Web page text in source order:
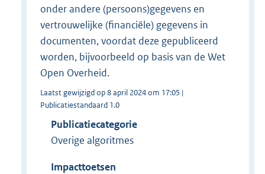
onder andere (persoons)gegevens en
vertrouwelijke (financiële) gegevens in
documenten, voordat deze gepubliceerd
worden, bijvoorbeeld op basis van de Wet
Open Overheid.
Laatst gewijzigd op 8 april 2024 om 17:05 |
Publicatiestandaard 1.0
Publicatiecategorie
Overige algoritmes
Impacttoetsen